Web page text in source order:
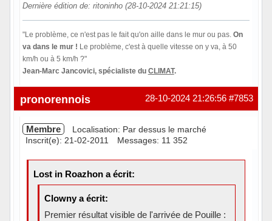
Dernière édition de: ritoninho (28-10-2024 21:21:15)
"Le problème, ce n'est pas le fait qu'on aille dans le mur ou pas. On
va dans le mur ! Le problème, c'est à quelle vitesse on y va, à 50
km/h ou à 5 km/h ?"
Jean-Marc Jancovici, spécialiste du CLIMAT.
Hors ligne #7853
28-10-2024 21:26:56
pronorennois
Membre
Localisation: Par dessus le marché
Inscrit(e): 21-02-2011
Messages: 11 352
Lost in Roazhon a écrit:
Clowny a écrit:
Premier résultat visible de l'arrivée de Pouille :